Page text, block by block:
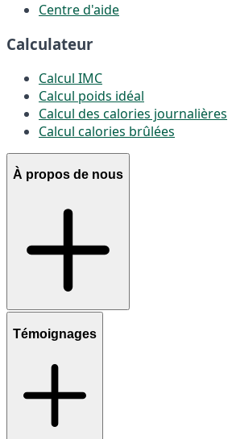
Centre d'aide
Calculateur
Calcul IMC
Calcul poids idéal
Calcul des calories journalières
Calcul calories brûlées
À propos de nous
Témoignages